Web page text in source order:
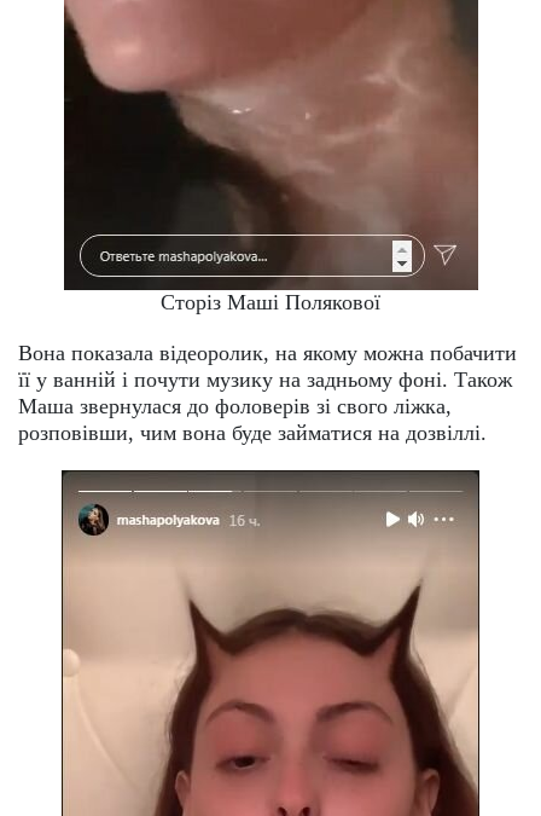
Сторіз Маші Полякової
Вона показала відеоролик, на якому можна побачити
її у ванній і почути музику на задньому фоні. Також
Маша звернулася до фоловерів зі свого ліжка,
розповівши, чим вона буде займатися на дозвіллі.